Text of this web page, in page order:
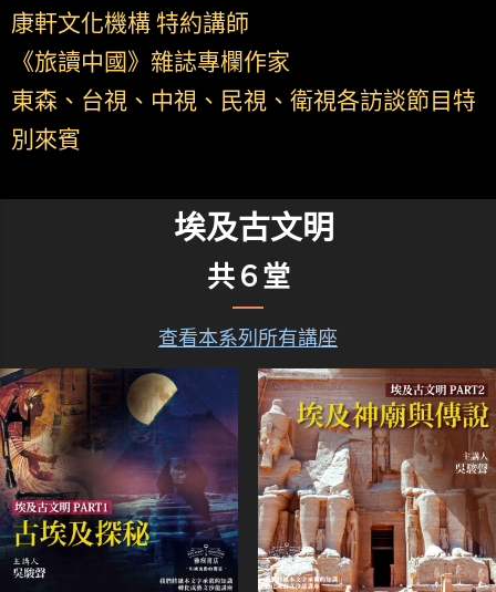
康軒文化機構 特約講師
《旅讀中國》雜誌專欄作家
東森、台視、中視、民視、衛視各訪談節目特
別來賓
埃及古文明
共６堂
查看本系列所有講座